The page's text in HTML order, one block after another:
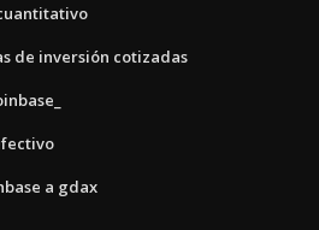
de inversión cotizadas
a gdax